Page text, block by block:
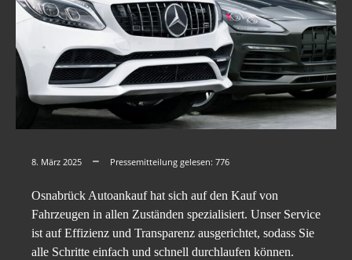
8. März 2025 Pressemitteilung gelesen: 776
Osnabrück Autoankauf hat sich auf den Kauf von
Fahrzeugen in allen Zuständen spezialisiert. Unser Service
ist auf Effizienz und Transparenz ausgerichtet, sodass Sie
alle Schritte einfach und schnell durchlaufen können.